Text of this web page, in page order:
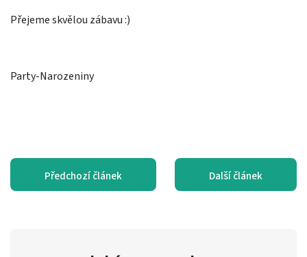
Přejeme skvělou zábavu :)
Party-Narozeniny
Předchozí článek Další článek